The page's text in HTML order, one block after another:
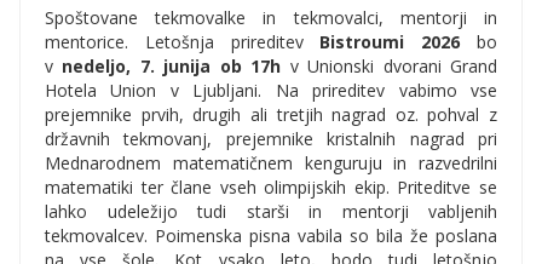
Spoštovane tekmovalke in tekmovalci, mentorji in
mentorice. Letošnja prireditev Bistroumi 2026 bo
v nedeljo, 7. junija ob 17h v Unionski dvorani Grand
Hotela Union v Ljubljani. Na prireditev vabimo vse
prejemnike prvih, drugih ali tretjih nagrad oz. pohval z
državnih tekmovanj, prejemnike kristalnih nagrad pri
Mednarodnem matematičnem kenguruju in razvedrilni
matematiki ter člane vseh olimpijskih ekip. Priteditve se
lahko udeležijo tudi starši in mentorji vabljenih
tekmovalcev. Poimenska pisna vabila so bila že poslana